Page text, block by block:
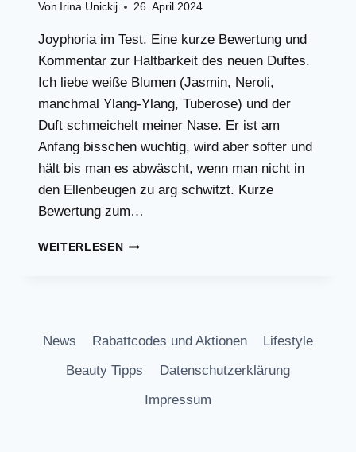
Von Irina Unickij 26. April 2024
Joyphoria im Test. Eine kurze Bewertung und
Kommentar zur Haltbarkeit des neuen Duftes.
Ich liebe weiße Blumen (Jasmin, Neroli,
manchmal Ylang-Ylang, Tuberose) und der
Duft schmeichelt meiner Nase. Er ist am
Anfang bisschen wuchtig, wird aber softer und
hält bis man es abwäscht, wenn man nicht in
den Ellenbeugen zu arg schwitzt. Kurze
Bewertung zum…
WEITERLESENPARFUM
News Rabattcodes und Aktionen
Lifestyle
Beauty Tipps
Datenschutzerklärung
Impressum